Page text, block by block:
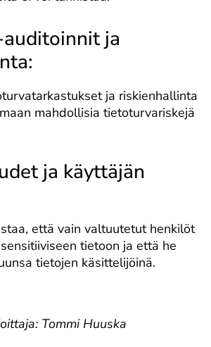
ja
ja riskienhallinta
mahdollisia tietoturvariskejä
ja käyttäjän
että vain valtuutetut henkilöt
tietoon ja että he
tietojen käsittelijöinä.
Tommi Huuska